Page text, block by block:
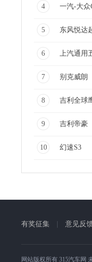
4 一汽-大众
5 东风悦达
6 上汽通用
7 别克威朗
8 吉利全球
9 吉利帝豪
10 幻速S3
有奖征集 意见反
网站版权所有 315汽车网